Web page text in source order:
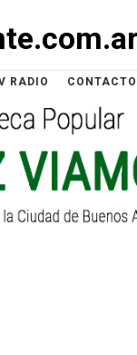
RADIO CONTACTO